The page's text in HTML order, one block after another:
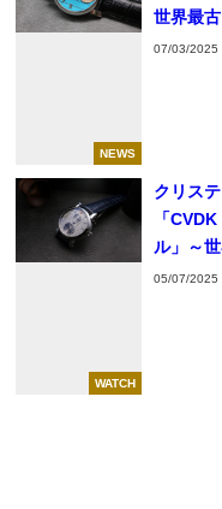
NEWS
世界最
07/03/2025
WATCH
クリス
「
ル」～
05/07/2025